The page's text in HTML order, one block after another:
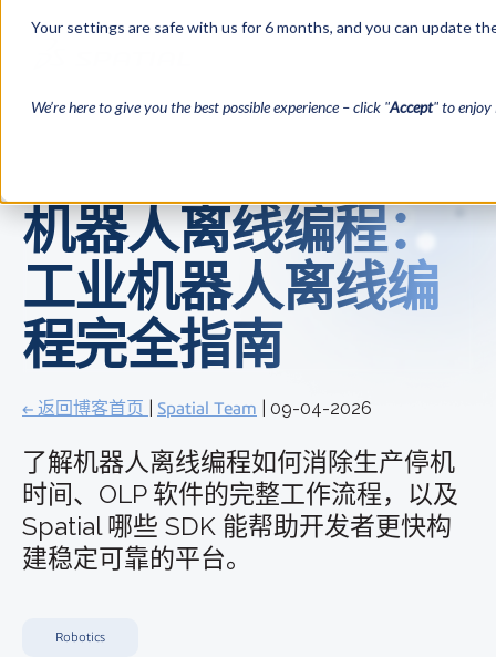
Your settings are safe with us for 6 months, and you can update
We’re here to give you the best possible experience – click "Accept" to
机器人离线编程：
工业机器人离线编
程完全指南
← 返回博客首页 Spatial Team | 09-04-2026
了解机器人离线编程如何消除生产停机
时间、OLP 软件的完整工作流程，以及
Spatial 哪些 SDK 能帮助开发者更快构
建稳定可靠的平台。
Robotics